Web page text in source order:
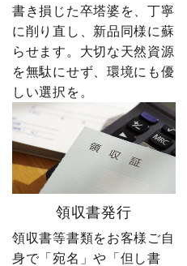
書き損じた卒塔婆を、丁寧
に削り直し、新品同様に蘇
らせます。大切な天然資源
を無駄にせず、環境にも優
しい選択を。
領収書発行
領収書等書類をお客様ご自
身で「宛名」や「但し書